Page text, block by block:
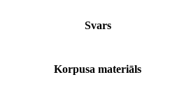
Svars
Korpusa materiāls